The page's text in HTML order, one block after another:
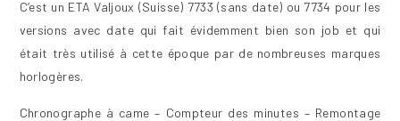
C’est un ETA Valjoux (Suisse) 7733 (sans date) ou 7734 pour les
versions avec date qui fait évidemment bien son job et qui
était très utilisé à cette époque par de nombreuses marques
horlogères.
Chronographe à came – Compteur des minutes – Remontage